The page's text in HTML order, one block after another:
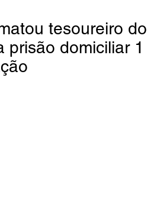
tesoureiro do
prisão domiciliar 1